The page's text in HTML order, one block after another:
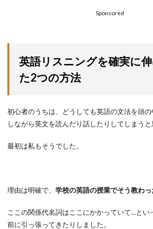
Sponsored
英語リスニングを確実に
た2つの方法
初心者のうちは、どうしても英語の文法を頭
しながら英文を読んだり話したりしてしまうと
最初は私もそうでした。
理由は明確で、 学校の英語の授業でそう教わっ
ここの関係代名詞はここにかかっていて…とい
前に引っ張ってきたりしました。